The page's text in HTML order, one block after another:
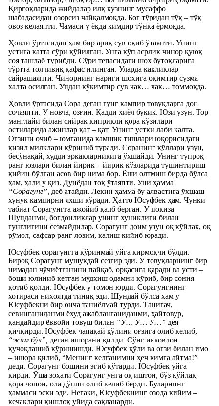
Қирғоқларида жийдалар илқ кузнинг мусаффо
шабадасидан озорсиз чайқалмоқда. Боғ тўридан тўқ – тўқ
овоз келаяпти. Чамаси у ёқда кимдир тўнка ёрмоқда.
Ҳовли ўртасидан ҳам бир ариқ сув оқиб ўтаяпти. Унинг
устига катта сўри қўйилган. Унга кўп асрлик чинор қуюқ
соя ташлаб турибди. Сўри тепасидаги шох бутоқларига
тўртта толчивиқ қафас илинган. Уларда какликлар
сайрашаяпти. Чинорнинг нариги шохига оқимтир сузма
халта осилган. Ундан кўкимтир сув чак… чак… томмоқда.
Ҳовли ўртасида Сора деган гунг кампир товуқларга дон
сочаяпти. У новча, озғин. Қадди хиёл букик. Юзи узун. Тор
манглайи билан сийрак киприкли қора кўзилари
остиларида ажинлар қат – қат. Унинг устки лаби калта.
Оғзини очиб – юмганида камшик тишлари юқорисидаги
қизил милклари кўриниб туради. Соранинг кўллари узун,
бесўнақай, худди эркакларникига ўхшайди. Унинг тупроқ
ранг юзлари билан йирик – йирик кўзларида тушинтириш
қийин бўлган асов бир нима бор. Ёши олтмиш бирда бўлса
ҳам, ҳали у қиз. Дунёдан тоқ ўтаяпти. Уни ҳамма
“Сорагунг”, деб атайди. Лекин ҳамма бу алвастига ўхшаш
хунук кампирни яхши кўради. Ҳатто Юсуфбек ҳам. Чунки
табиат Сорагунгга ажойиб қалб берган. У покиза.
Шунданми, боғдонликлар унинг хуниклиги билан
гунглигини сезмайдилар. Сорагунг доим узун оқ кўйлак, оқ
рўмол, сафсар ранг лозим, калиш кийиб юради.
Юсуфбек сорагунгга кўринмай уйга кирмоқчи бўлди.
Бироқ Сорагунг мушукдай сезгир эди. У товуқларнинг бир
нимадан чўчиётганини пайқаб, орқасига қаради ва усти –
боши юлиниб кетган мудҳиш одамни кўриб, бир сония
қотиб қолди. Юсуфбек у томон юрди. Сорагунгнинг
хотираси ниҳоятда тиниқ эди. Шундай бўлса ҳам у
Юсуфбекни бир онча таниёлмай турди. Танигач,
севинганиданми ёхуд ажабланганиданми, ҳайтовур,
қандайдир ёввойи товуш билан “У… У… У…” дея
қичқирди. Юсуфбек чапақай қўлини оғзига олиб келиб,
“жим бўл”, деган ишорани қилди. Сўнг икковлон
қучоқлашиб кўришишди. Юсуфбек қўли ва оғзи билан имо
– ишора қилиб, “Менинг келганимни ҳеч кимга айтма!”
деди. Сорагунг бошини эгиб кўтарди. Юсуфбек уйга
кирди. Ўша зоҳати Сорагунг унга оқ иштон, бўз кўйлак,
қора чопон, ола дўппи олиб келиб берди. Буларнинг
ҳаммаси эски эди. Негаки, Юсуфбекнинг озода кийим –
кечаклари қишлоқ уйида сақланарди.